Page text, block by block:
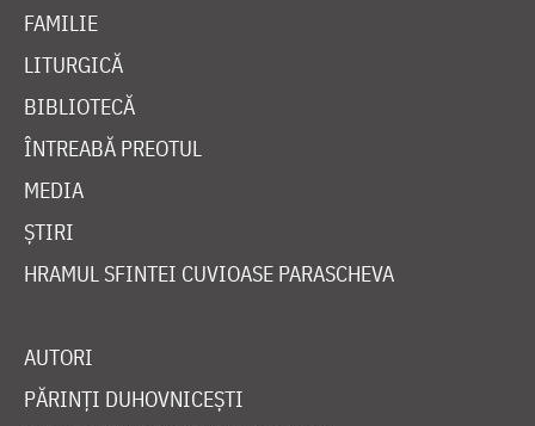
FAMILIE
LITURGICĂ
BIBLIOTECĂ
ÎNTREABĂ PREOTUL
MEDIA
ȘTIRI
HRAMUL SFINTEI CUVIOASE PARASCHEVA
AUTORI
PĂRINȚI DUHOVNICEȘTI